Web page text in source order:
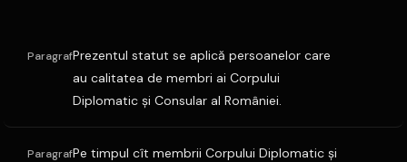
ParagrafPrezentul statut se aplică persoanelor care
au calitatea de membri ai Corpului
Diplomatic şi Consular al României.
ParagrafPe timpul cît membrii Corpului Diplomatic şi